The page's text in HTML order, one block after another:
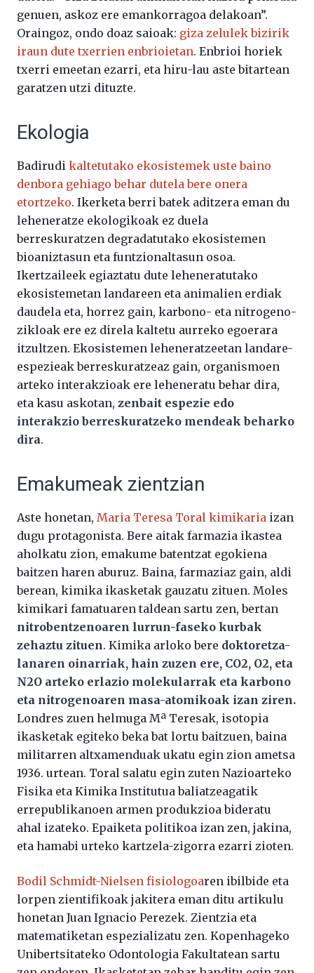
genuen, askoz ere emankorragoa delakoan”.
Oraingoz, ondo doaz saioak: giza zelulek bizirik
iraun dute txerrien enbrioietan. Enbrioi horiek
txerri emeetan ezarri, eta hiru-lau aste bitartean
garatzen utzi dituzte.
Ekologia
Badirudi kaltetutako ekosistemek uste baino
denbora gehiago behar dutela bere onera
etortzeko. Ikerketa berri batek aditzera eman du
leheneratze ekologikoak ez duela
berreskuratzen degradatutako ekosistemen
bioaniztasun eta funtzionaltasun osoa.
Ikertzaileek egiaztatu dute leheneratutako
ekosistemetan landareen eta animalien erdiak
daudela eta, horrez gain, karbono- eta nitrogeno-
zikloak ere ez direla kaltetu aurreko egoerara
itzultzen. Ekosistemen leheneratzeetan landare-
espezieak berreskuratzeaz gain, organismoen
arteko interakzioak ere leheneratu behar dira,
eta kasu askotan, zenbait espezie edo
interakzio berreskuratzeko mendeak beharko
dira.
Emakumeak zientzian
Aste honetan, Maria Teresa Toral kimikaria izan
dugu protagonista. Bere aitak farmazia ikastea
aholkatu zion, emakume batentzat egokiena
baitzen haren aburuz. Baina, farmaziaz gain, aldi
berean, kimika ikasketak gauzatu zituen. Moles
kimikari famatuaren taldean sartu zen, bertan
nitrobentzenoaren lurrun-faseko kurbak
zehaztu zituen. Kimika arloko bere doktoretza-
lanaren oinarriak, hain zuzen ere, CO2, O2, eta
N2O arteko erlazio molekularrak eta karbono
eta nitrogenoaren masa-atomikoak izan ziren.
Londres zuen helmuga Mª Teresak, isotopia
ikasketak egiteko beka bat lortu baitzuen, baina
militarren altxamenduak ukatu egin zion ametsa
1936. urtean. Toral salatu egin zuten Nazioarteko
Fisika eta Kimika Institutua baliatzeagatik
errepublikanoen armen produkzioa bideratu
ahal izateko. Epaiketa politikoa izan zen, jakina,
eta hamabi urteko kartzela-zigorra ezarri zioten.
Bodil Schmidt-Nielsen fisiologoaren ibilbide eta
lorpen zientifikoak jakitera eman ditu artikulu
honetan Juan Ignacio Perezek. Zientzia eta
matematiketan espezializatu zen. Kopenhageko
Unibertsitateko Odontologia Fakultatean sartu